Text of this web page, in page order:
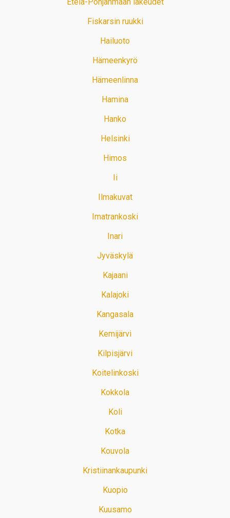
Etelä-Pohjanmaan lakeudet
Fiskarsin ruukki
Hailuoto
Hämeenkyrö
Hämeenlinna
Hamina
Hanko
Helsinki
Himos
Ii
Ilmakuvat
Imatrankoski
Inari
Jyväskylä
Kajaani
Kalajoki
Kangasala
Kemijärvi
Kilpisjärvi
Koitelinkoski
Kokkola
Koli
Kotka
Kouvola
Kristiinankaupunki
Kuopio
Kuusamo